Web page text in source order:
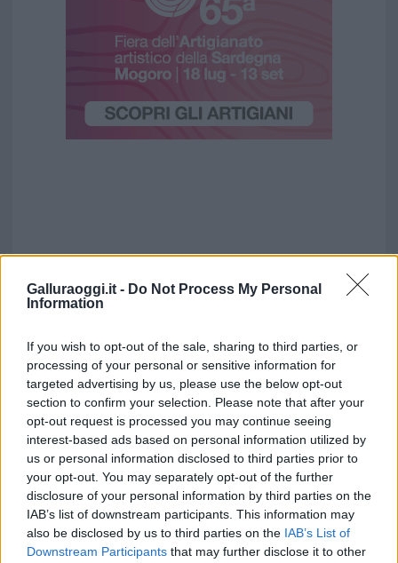
Galluraoggi.it - Do Not Process My Personal
Information
If you wish to opt-out of the sale, sharing to third parties, or
processing of your personal or sensitive information for
targeted advertising by us, please use the below opt-out
section to confirm your selection. Please note that after your
opt-out request is processed you may continue seeing
interest-based ads based on personal information utilized by
us or personal information disclosed to third parties prior to
your opt-out. You may separately opt-out of the further
disclosure of your personal information by third parties on the
IAB’s list of downstream participants. This information may
also be disclosed by us to third parties on the IAB’s List of
Downstream Participants that may further disclose it to other